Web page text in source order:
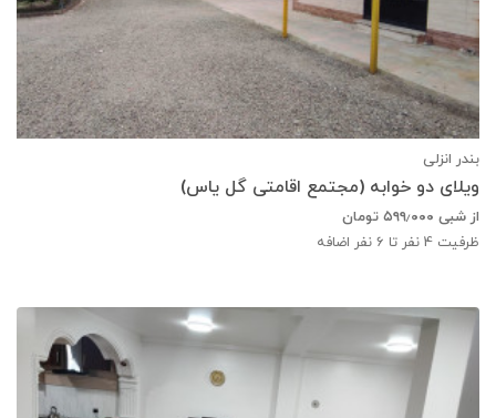
بندر انزلی
ویلای دو خوابه (مجتمع اقامتی گل یاس)
از شبی ۵۹۹٫۰۰۰ تومان
ظرفیت 4 نفر تا 6 نفر اضافه